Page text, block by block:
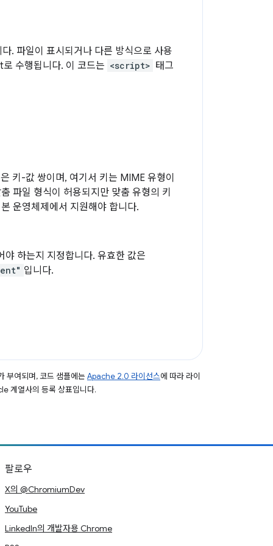
. 파일이 표시되거나 다른 방식으로 사용
수행됩니다. 이 코드는 <script> 태그
키-값 쌍이며, 여기서 키는 MIME 유형이
파일 형식이 허용되지만 맞춤 유형의 키
운영체제에서 지원해야 합니다.
하는지 지정합니다. 유효한 값은
입니다.
부여되며, 코드 샘플에는 Apache 2.0 라이선스에 따라 라이
계열사의 등록 상표입니다.
팔로우
X의 @ChromiumDev
YouTube
LinkedIn의 개발자용 Chrome